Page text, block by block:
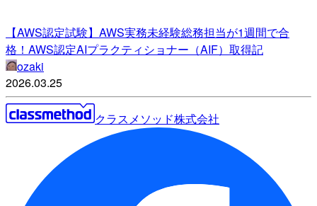
【AWS認定試験】AWS実務未経験総務担当が1週間で合
格！AWS認定AIプラクティショナー（AIF）取得記
ozaki
2026.03.25
クラスメソッド株式会社